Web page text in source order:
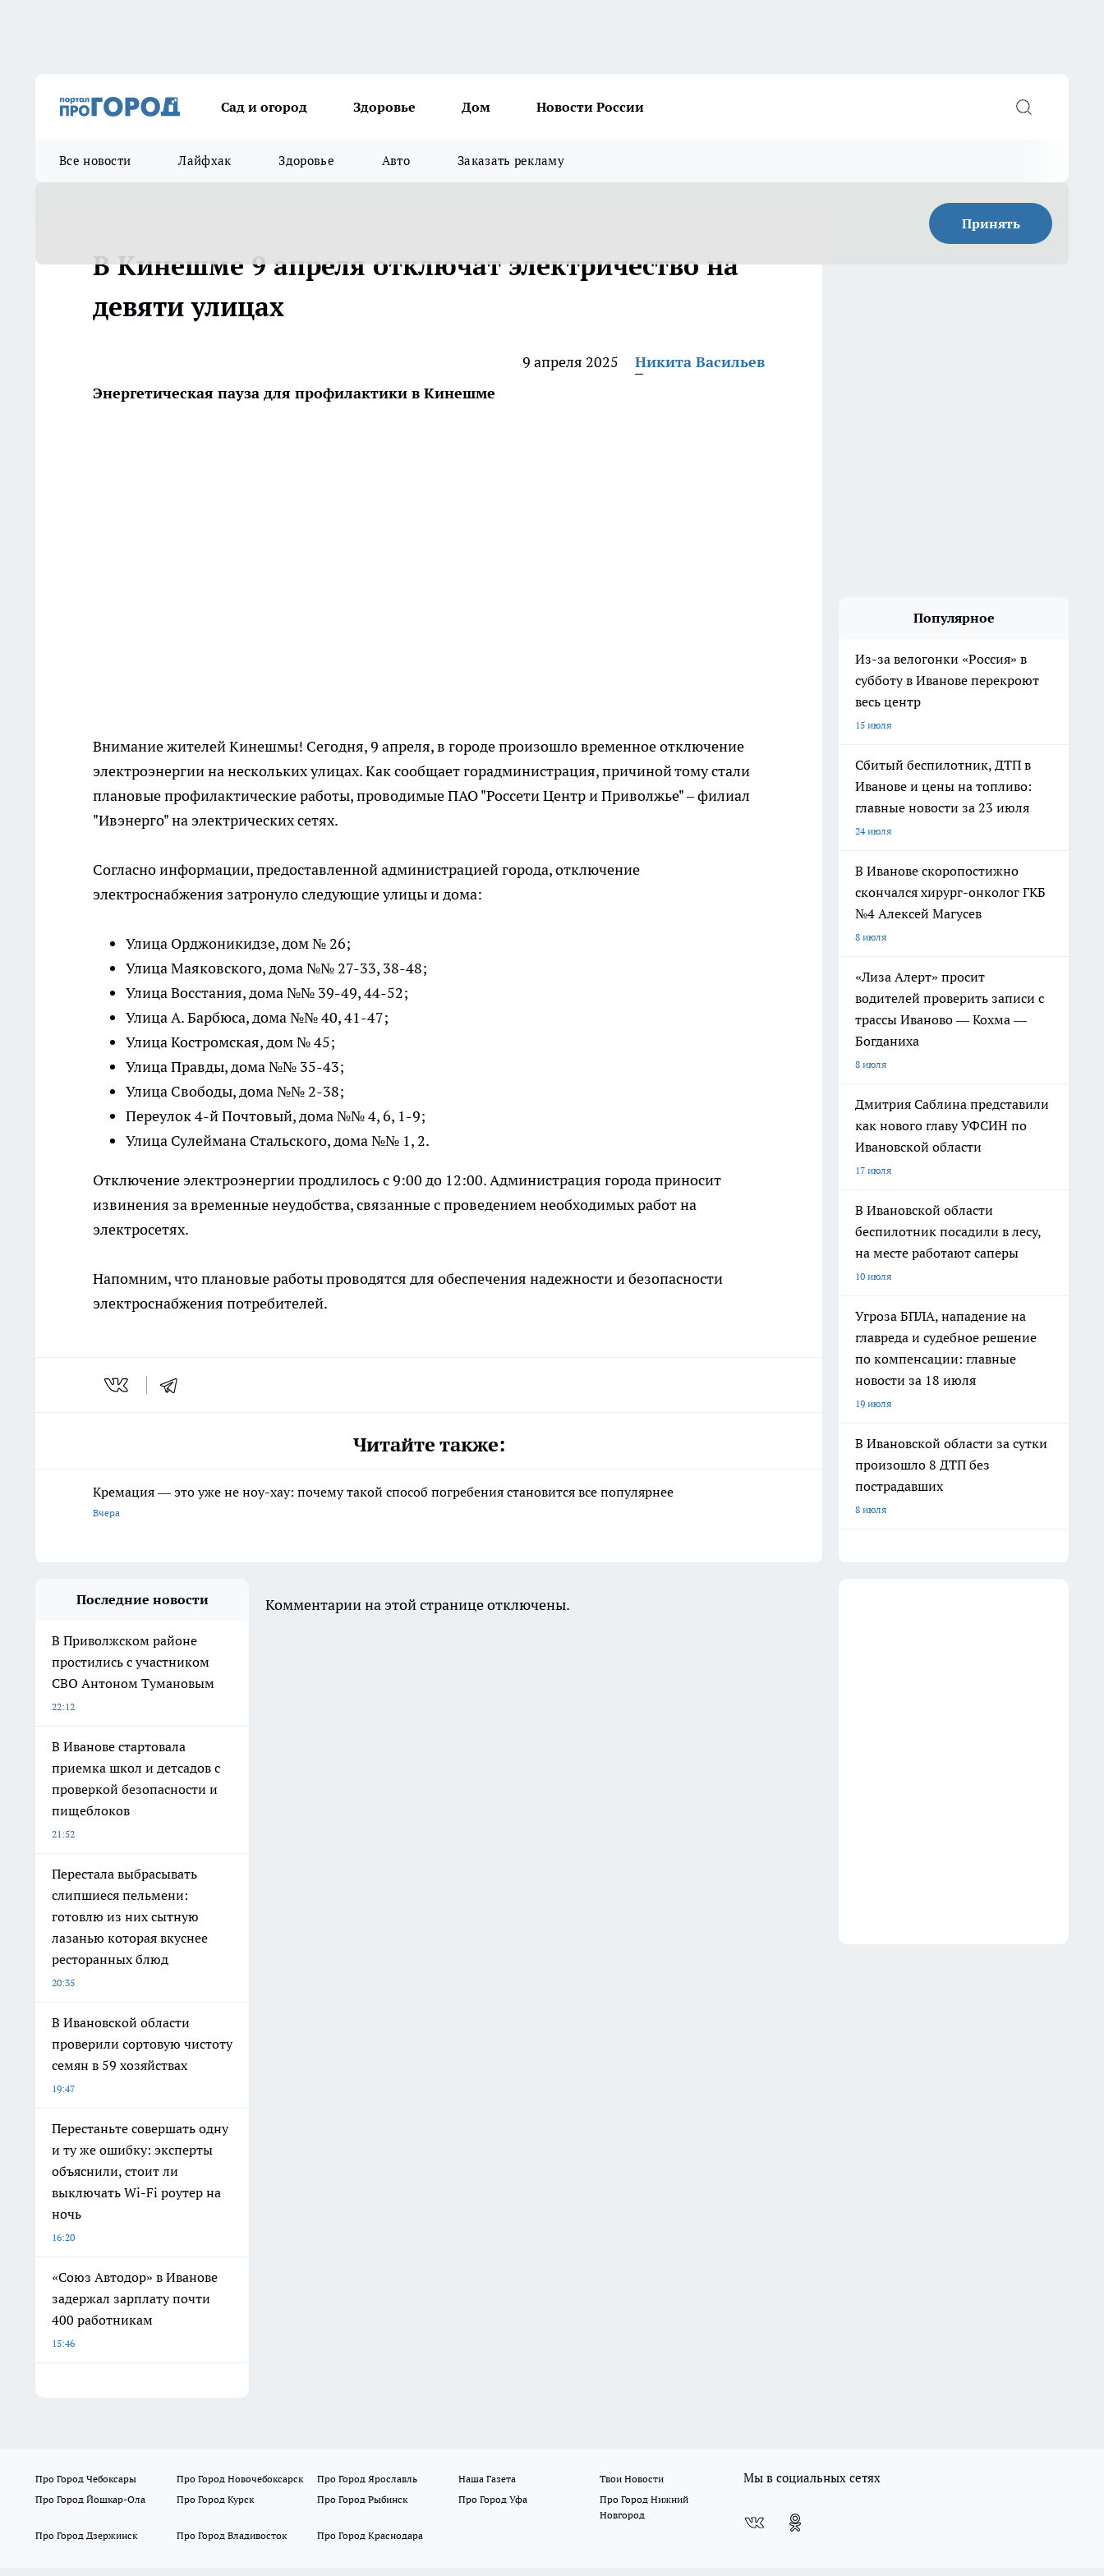
Сад и огород Здоровье Дом Новости России
Все новости Лайфхак Здоровье Авто Заказать рекламу
Принять
В Кинешме 9 апреля отключат электричество на
девяти улицах
9 апреля 2025
Никита Васильев
Энергетическая пауза для профилактики в Кинешме
Внимание жителей Кинешмы! Сегодня, 9 апреля, в городе произошло временное отключение
электроэнергии на нескольких улицах. Как сообщает горадминистрация, причиной тому стали
плановые профилактические работы, проводимые ПАО "Россети Центр и Приволжье" – филиал
"Ивэнерго" на электрических сетях.
Согласно информации, предоставленной администрацией города, отключение
электроснабжения затронуло следующие улицы и дома:
Улица Орджоникидзе, дом № 26;
Улица Маяковского, дома №№ 27-33, 38-48;
Улица Восстания, дома №№ 39-49, 44-52;
Улица А. Барбюса, дома №№ 40, 41-47;
Улица Костромская, дом № 45;
Улица Правды, дома №№ 35-43;
Улица Свободы, дома №№ 2-38;
Переулок 4-й Почтовый, дома №№ 4, 6, 1-9;
Улица Сулеймана Стальского, дома №№ 1, 2.
Отключение электроэнергии продлилось с 9:00 до 12:00. Администрация города приносит
извинения за временные неудобства, связанные с проведением необходимых работ на
электросетях.
Напомним, что плановые работы проводятся для обеспечения надежности и безопасности
электроснабжения потребителей.
Читайте также:
Кремация — это уже не ноу-хау: почему такой способ погребения становится все популярнее
Вчера
Популярное
Из-за велогонки «Россия» в
субботу в Иванове перекроют
весь центр
15 июля
Сбитый беспилотник, ДТП в
Иванове и цены на топливо:
главные новости за 23 июля
24 июля
В Иванове скоропостижно
скончался хирург-онколог ГКБ
№4 Алексей Магусев
8 июля
«Лиза Алерт» просит
водителей проверить записи с
трассы Иваново — Кохма —
Богданиха
8 июля
Дмитрия Саблина представили
как нового главу УФСИН по
Ивановской области
17 июля
В Ивановской области
беспилотник посадили в лесу,
на месте работают саперы
10 июля
Угроза БПЛА, нападение на
главреда и судебное решение
по компенсации: главные
новости за 18 июля
19 июля
В Ивановской области за сутки
произошло 8 ДТП без
пострадавших
8 июля
Последние новости
В Приволжском районе
простились с участником
СВО Антоном Тумановым
22:12
В Иванове стартовала
приемка школ и детсадов с
проверкой безопасности и
пищеблоков
21:52
Перестала выбрасывать
слипшиеся пельмени:
готовлю из них сытную
лазанью которая вкуснее
ресторанных блюд
20:35
В Ивановской области
проверили сортовую чистоту
семян в 59 хозяйствах
19:47
Перестаньте совершать одну
и ту же ошибку: эксперты
объяснили, стоит ли
выключать Wi-Fi роутер на
ночь
16:20
«Союз Автодор» в Иванове
задержал зарплату почти
400 работникам
15:46
Комментарии на этой странице отключены.
Про Город Чебоксары Про Город Новочебоксарск Про Город Ярославль Наша Газета
Твои Новости
Про Город Йошкар-Ола
Про Город Курск Про Город Рыбинск Про Город Уфа
Про Город Нижний
Новгород
Про Город Дзержинск
Про Город Владивосток Про Город Краснодара
Мы в социальных сетях